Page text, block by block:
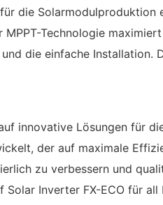
die
Technologie
die einfache Installation.
innovative Lösungen für
der auf maximale
zu verbessern und
Inverter FX-ECO für